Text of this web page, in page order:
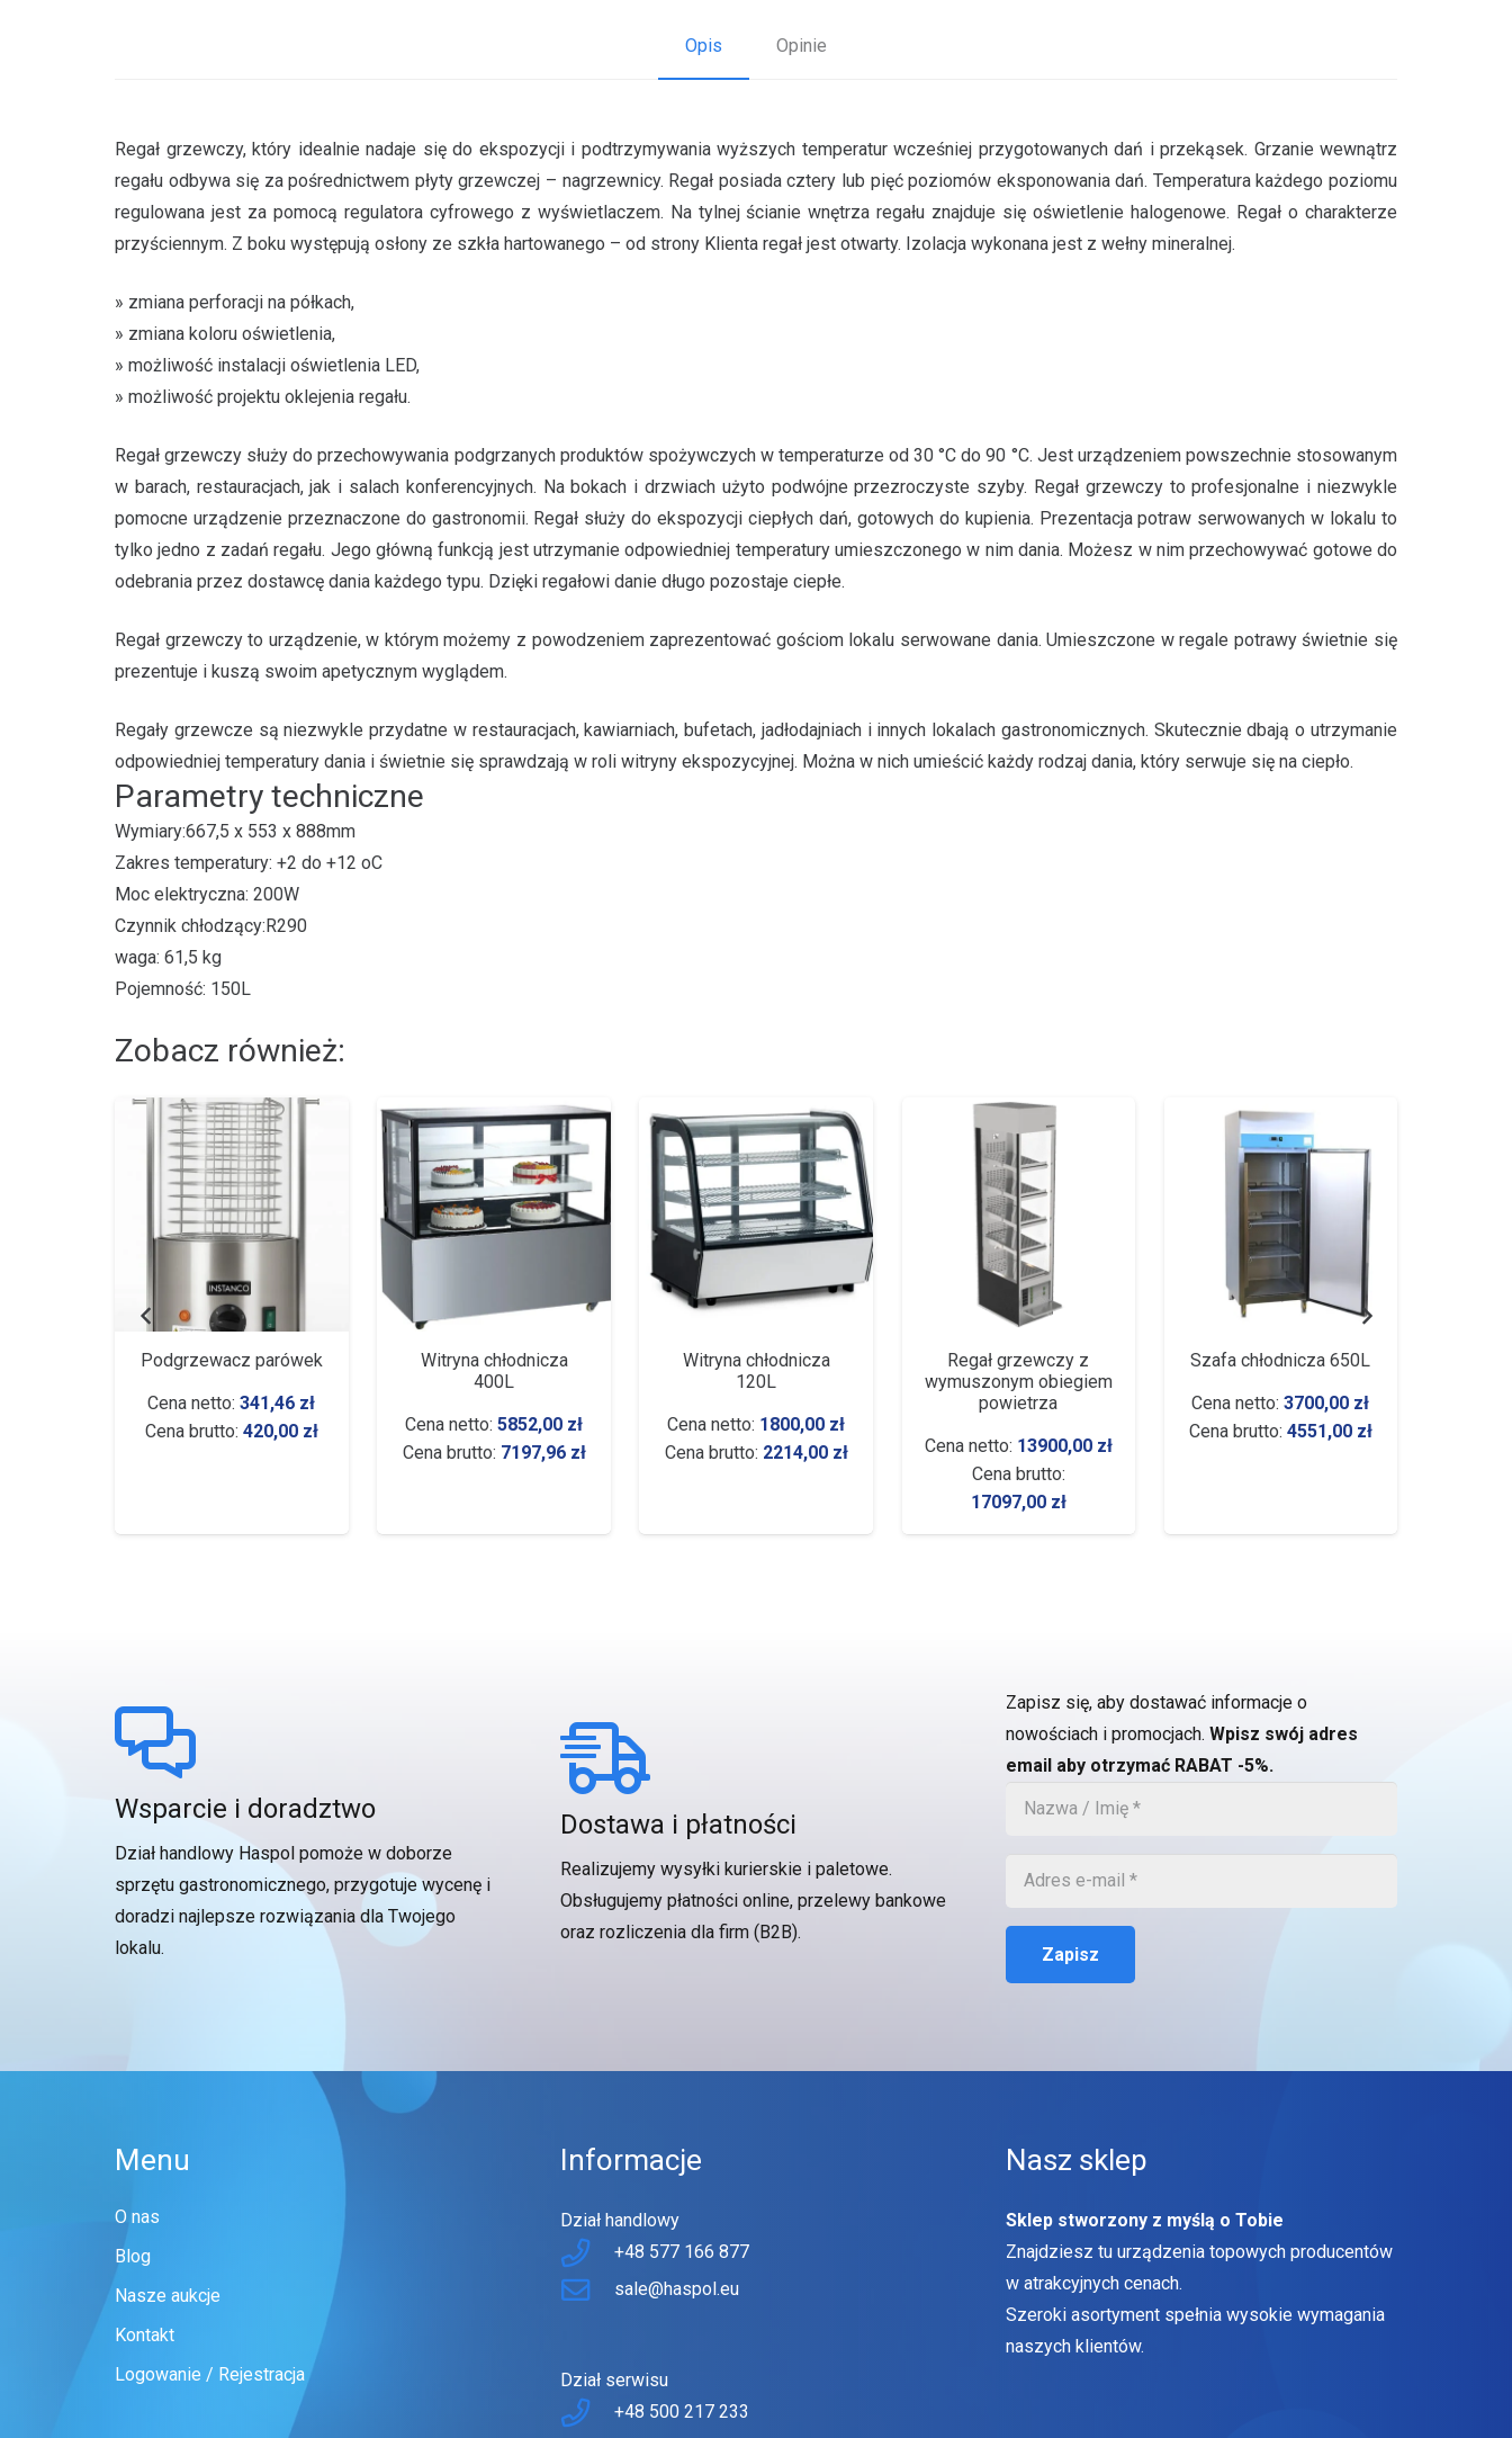
Opis Opinie
Regał grzewczy, który idealnie nadaje się do ekspozycji i podtrzymywania wyższych temperatur wcześniej przygotowanych dań i przekąsek. Grzanie wewnątrz
regału odbywa się za pośrednictwem płyty grzewczej – nagrzewnicy. Regał posiada cztery lub pięć poziomów eksponowania dań. Temperatura każdego poziomu
regulowana jest za pomocą regulatora cyfrowego z wyświetlaczem. Na tylnej ścianie wnętrza regału znajduje się oświetlenie halogenowe. Regał o charakterze
przyściennym. Z boku występują osłony ze szkła hartowanego – od strony Klienta regał jest otwarty. Izolacja wykonana jest z wełny mineralnej.
» zmiana perforacji na półkach,
» zmiana koloru oświetlenia,
» możliwość instalacji oświetlenia LED,
» możliwość projektu oklejenia regału.
Regał grzewczy służy do przechowywania podgrzanych produktów spożywczych w temperaturze od 30 °C do 90 °C. Jest urządzeniem powszechnie stosowanym
w barach, restauracjach, jak i salach konferencyjnych. Na bokach i drzwiach użyto podwójne przezroczyste szyby. Regał grzewczy to profesjonalne i niezwykle
pomocne urządzenie przeznaczone do gastronomii. Regał służy do ekspozycji ciepłych dań, gotowych do kupienia. Prezentacja potraw serwowanych w lokalu to
tylko jedno z zadań regału. Jego główną funkcją jest utrzymanie odpowiedniej temperatury umieszczonego w nim dania. Możesz w nim przechowywać gotowe do
odebrania przez dostawcę dania każdego typu. Dzięki regałowi danie długo pozostaje ciepłe.
Regał grzewczy to urządzenie, w którym możemy z powodzeniem zaprezentować gościom lokalu serwowane dania. Umieszczone w regale potrawy świetnie się
prezentuje i kuszą swoim apetycznym wyglądem.
Regały grzewcze są niezwykle przydatne w restauracjach, kawiarniach, bufetach, jadłodajniach i innych lokalach gastronomicznych. Skutecznie dbają o utrzymanie
odpowiedniej temperatury dania i świetnie się sprawdzają w roli witryny ekspozycyjnej. Można w nich umieścić każdy rodzaj dania, który serwuje się na ciepło.
Parametry techniczne
Wymiary:667,5 x 553 x 888mm
Zakres temperatury: +2 do +12 oC
Moc elektryczna: 200W
Czynnik chłodzący:R290
waga: 61,5 kg
Pojemność: 150L
Zobacz również:
Podgrzewacz parówek
Cena netto:341,46 zł
Cena brutto: 420,00 zł
Witryna chłodnicza
400L
Cena netto:5852,00 zł
Cena brutto: 7197,96 zł
Witryna chłodnicza
120L
Cena netto: 1800,00 zł
Cena brutto: 2214,00 zł
Regał grzewczy z
wymuszonym obiegiem
powietrza
Cena netto: 13900,00 zł
Cena brutto:
17097,00 zł
Szafa chłodnicza 650L
Cena netto:3700,00 zł
Cena brutto: 4551,00 zł
Wsparcie i doradztwo
Dział handlowy Haspol pomoże w doborze
sprzętu gastronomicznego, przygotuje wycenę i
doradzi najlepsze rozwiązania dla Twojego
lokalu.
Dostawa i płatności
Realizujemy wysyłki kurierskie i paletowe.
Obsługujemy płatności online, przelewy bankowe
oraz rozliczenia dla firm (B2B).
Zapisz się, aby dostawać informacje o
nowościach i promocjach. Wpisz swój adres
email aby otrzymać RABAT -5%.
Zapisz
Menu
O nas
Blog
Nasze aukcje
Kontakt
Logowanie / Rejestracja
Informacje
Dział handlowy
+48 577 166 877
sale@haspol.eu
Dział serwisu
+48 500 217 233
Nasz sklep
Sklep stworzony z myślą o Tobie
Znajdziesz tu urządzenia topowych producentów
w atrakcyjnych cenach.
Szeroki asortyment spełnia wysokie wymagania
naszych klientów.